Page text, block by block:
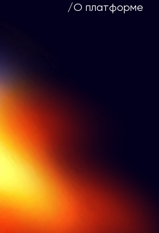
/О платформе